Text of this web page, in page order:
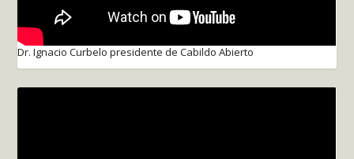
Dr. Ignacio Curbelo presidente de Cabildo Abierto